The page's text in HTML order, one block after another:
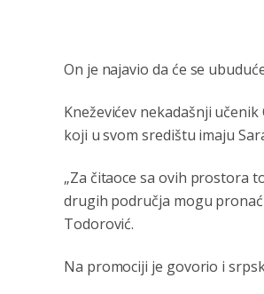
On je najavio da će se
Kneževićev nekadašnji
koji u svom središtu imaju
„Za čitaoce sa ovih prostora
drugih područja mogu
Todorović.
Na promociji je govorio i